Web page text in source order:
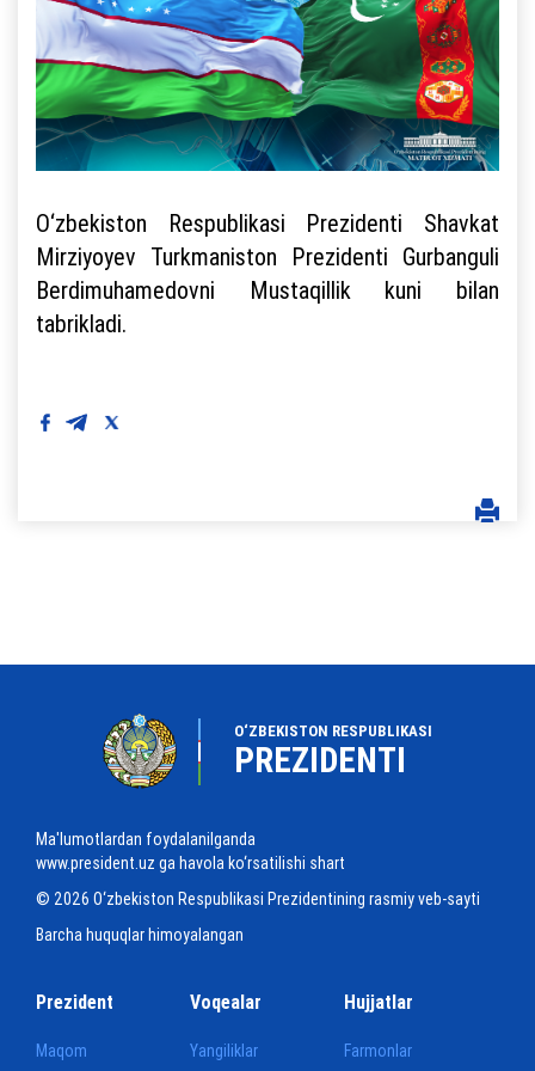
O‘zbekiston Respublikasi Prezidenti Shavkat
Mirziyoyev Turkmaniston Prezidenti Gurbanguli
Berdimuhamedovni Mustaqillik kuni bilan
tabrikladi.
O‘ZBEKISTON RESPUBLIKASI
PREZIDENTI
Ma'lumotlardan foydalanilganda
www.president.uz ga havola ko‘rsatilishi shart
© 2026 O‘zbekiston Respublikasi Prezidentining rasmiy veb-sayti
Barcha huquqlar himoyalangan
Prezident
Maqom
Voqealar
Yangiliklar
Hujjatlar
Farmonlar